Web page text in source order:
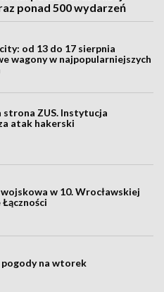
ponad 500 wydarzeń
od 13 do 17 sierpnia
wagony w najpopularniejszych
strona ZUS. Instytucja
atak hakerski
w 10. Wrocławskiej
pogody na wtorek